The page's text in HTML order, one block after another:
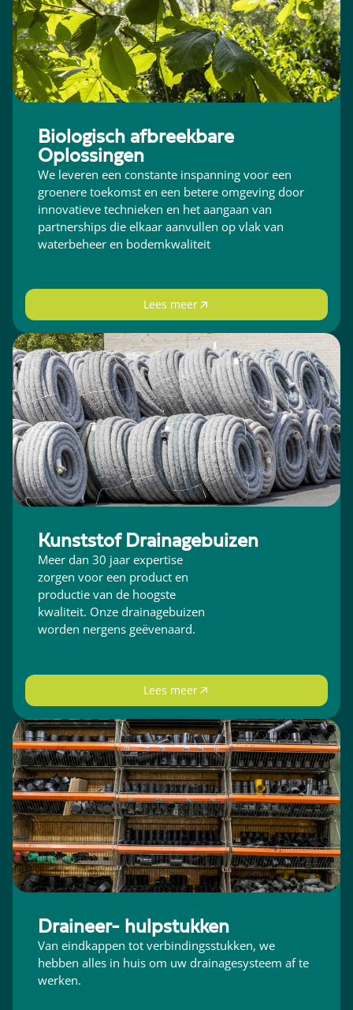
Biologisch afbreekbare
Oplossingen
We leveren een constante inspanning voor een
groenere toekomst en een betere omgeving door
innovatieve technieken en het aangaan van
partnerships die elkaar aanvullen op vlak van
waterbeheer en bodemkwaliteit
Lees meer
Kunststof Drainagebuizen
Meer dan 30 jaar expertise
zorgen voor een product en
productie van de hoogste
kwaliteit. Onze drainagebuizen
worden nergens geëvenaard.
Lees meer
Draineer- hulpstukken
Van eindkappen tot verbindingsstukken, we
hebben alles in huis om uw drainagesysteem af te
werken.